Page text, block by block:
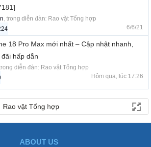
, trong diễn đàn: Rao vặt Tổng hợp
6/6/21
18 Pro Max mới nhất – Cập nhật nhanh,
hấp dẫn
diễn đàn: Rao vặt Tổng hợp
Hôm qua, lúc 17:26
Rao vặt Tổng hợp
ABOUT US